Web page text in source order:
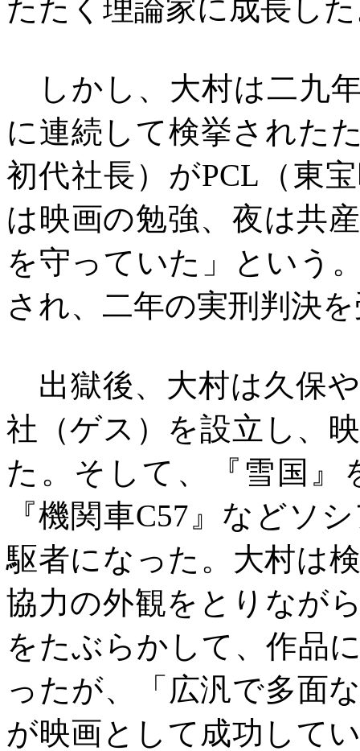
たたく理論家に成長し
しかし、大村は二九
に連続して検挙された
初代社長）がPCL （東
は映画の勉強、夜は共
を守っていた」という
され、二年の実刑判決
出獄後、大村は久保
社（ゲス）を設立し、
た。そして、『雪国』
『機関車C57 』などソ
駆者になった。大村は
協力の外観をとりなが
をたぶらかして、作品
ったが、「広汎で多面
が映画として成功して